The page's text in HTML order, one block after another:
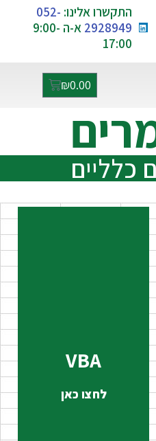
התקשרו אלינו: 052-
2928949
א-ה 9:00-
17:00
₪0.00
כלליים
VBA
לחצו כאן